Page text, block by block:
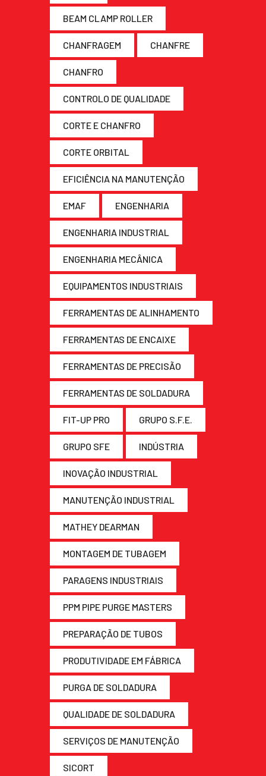
BEAM CLAMP ROLLER
CHANFRAGEM CHANFRE
CHANFRO
CONTROLO DE QUALIDADE
CORTE E CHANFRO
CORTE ORBITAL
EFICIÊNCIA NA MANUTENÇÃO
EMAF ENGENHARIA
ENGENHARIA INDUSTRIAL
ENGENHARIA MECÂNICA
EQUIPAMENTOS INDUSTRIAIS
FERRAMENTAS DE ALINHAMENTO
FERRAMENTAS DE ENCAIXE
FERRAMENTAS DE PRECISÃO
FERRAMENTAS DE SOLDADURA
FIT-UP PRO GRUPO S.F.E.
GRUPO SFE INDÚSTRIA
INOVAÇÃO INDUSTRIAL
MANUTENÇÃO INDUSTRIAL
MATHEY DEARMAN
MONTAGEM DE TUBAGEM
PARAGENS INDUSTRIAIS
PPM PIPE PURGE MASTERS
PREPARAÇÃO DE TUBOS
PRODUTIVIDADE EM FÁBRICA
PURGA DE SOLDADURA
QUALIDADE DE SOLDADURA
SERVIÇOS DE MANUTENÇÃO
SICORT